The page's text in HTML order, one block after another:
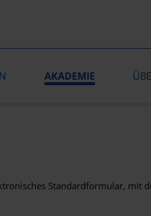
AKADEMIE
Standardformular, mit